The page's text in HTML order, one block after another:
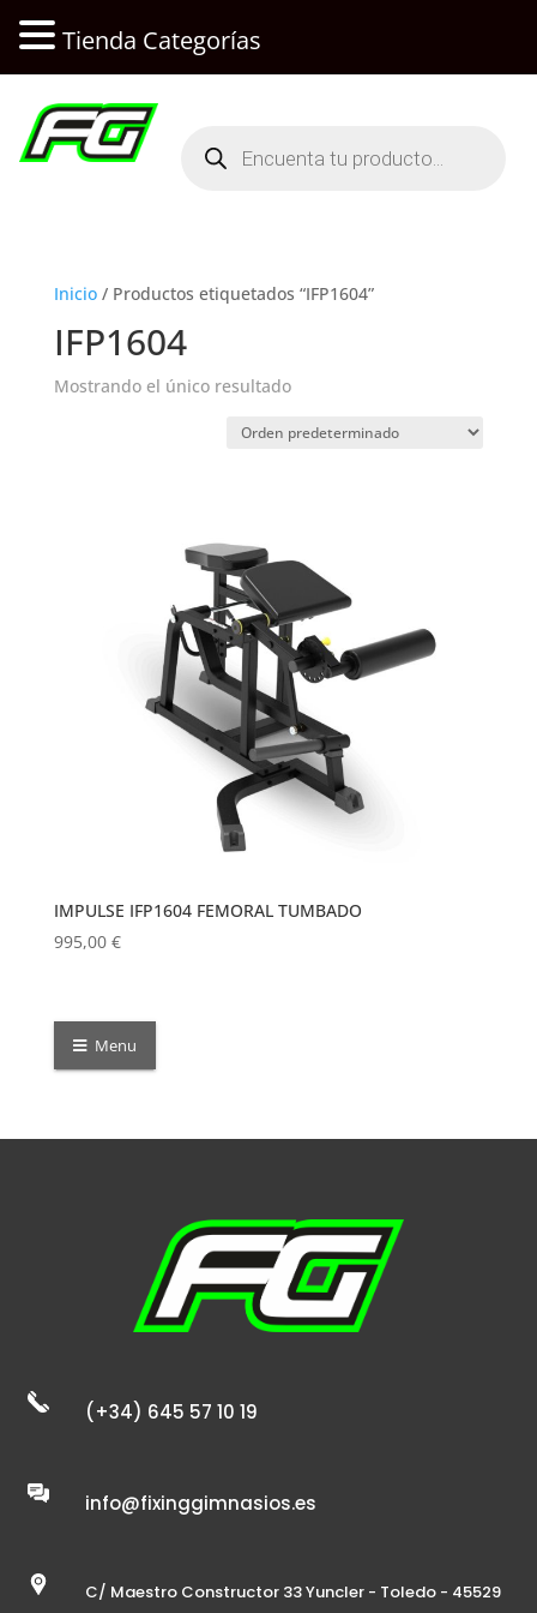
productos
Inicio/ Productos etiquetados “IFP1604”
IFP1604
Mostrando el único resultado
IMPULSE IFP1604 FEMORAL TUMBADO
995,00 €
Menu
(+34) 645 57 10 19
info@fixinggimnasios.es
C/ Maestro Constructor 33 Yuncler - Toledo - 45529
Tienda Categorías